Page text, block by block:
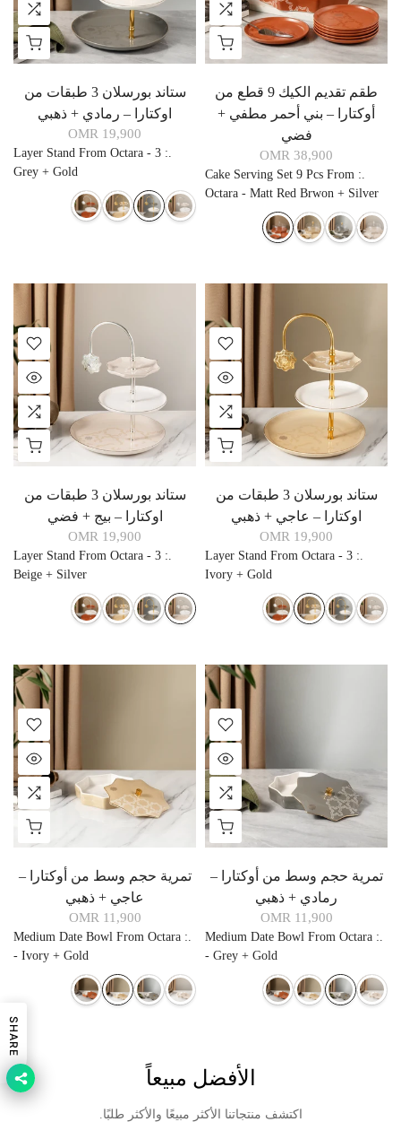
طقم تقديم الكيك 9 قطع من
أوكتارا – بني أحمر مطفي +
فضي
38,900 OMR
:
Cake Serving Set 9 Pcs From
Octara - Matt Red Brwon + Silver
ستاند بورسلان 3 طبقات من
اوكتارا – رمادي + ذهبي
19,900 OMR
:
3 Layer Stand From Octara -
Grey + Gold
ستاند بورسلان 3 طبقات من
اوكتارا – عاجي + ذهبي
19,900 OMR
:
3 Layer Stand From Octara -
Ivory + Gold
ستاند بورسلان 3 طبقات من
اوكتارا – بيج + فضي
19,900 OMR
:
3 Layer Stand From Octara -
Beige + Silver
تمرية حجم وسط من أوكتارا –
رمادي + ذهبي
11,900 OMR
:
Medium Date Bowl From Octara
- Grey + Gold
تمرية حجم وسط من أوكتارا –
عاجي + ذهبي
11,900 OMR
:
Medium Date Bowl From Octara
- Ivory + Gold
الأفضل مبيعاً
اكتشف منتجاتنا الأكثر مبيعًا والأكثر طلبًا.
SHARE